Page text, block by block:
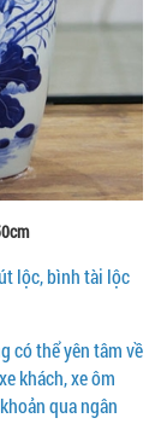
lộc, bình tài lộc
có thể yên tâm về
khách, xe ôm
qua ngân